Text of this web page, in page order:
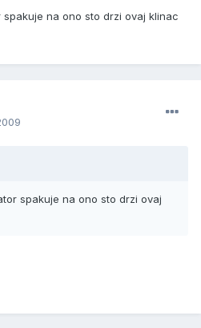
na ono sto drzi ovaj klinac
spakuje na ono sto drzi ovaj